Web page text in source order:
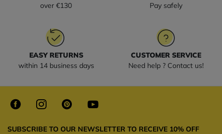
over €130
Pay safely
EASY RETURNS
within 14 business days
CUSTOMER SERVICE
Need help ? Contact us!
SUBSCRIBE TO OUR NEWSLETTER TO RECEIVE 10% OFF